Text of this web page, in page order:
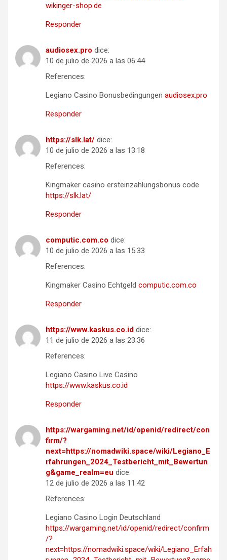
wikinger-shop.de
Responder
audiosex.pro dice:
10 de julio de 2026 a las 06:44
References:
Legiano Casino Bonusbedingungen audiosex.pro
Responder
https://slk.lat/ dice:
10 de julio de 2026 a las 13:18
References:
Kingmaker casino ersteinzahlungsbonus code
https://slk.lat/
Responder
computic.com.co dice:
10 de julio de 2026 a las 15:33
References:
Kingmaker Casino Echtgeld computic.com.co
Responder
https://www.kaskus.co.id dice:
11 de julio de 2026 a las 23:36
References:
Legiano Casino Live Casino
https://www.kaskus.co.id
Responder
https://wargaming.net/id/openid/redirect/con
firm/?
next=https://nomadwiki.space/wiki/Legiano_E
rfahrungen_2024_Testbericht_mit_Bewertun
g&game_realm=eu dice:
12 de julio de 2026 a las 11:42
References:
Legiano Casino Login Deutschland
https://wargaming.net/id/openid/redirect/confirm
/?
next=https://nomadwiki.space/wiki/Legiano_Erfah